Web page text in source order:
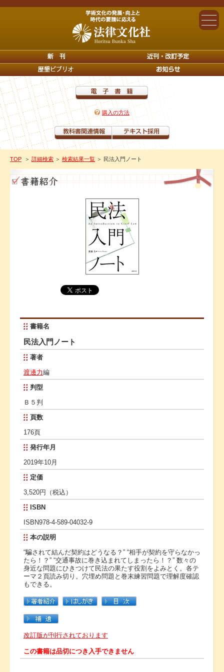
購入の方法
TOP ＞ 詳細検索 ＞ 検索結果一覧 ＞ 民法入門ノート
書籍名
民法入門ノート
著者
渡邊力編
判型
Ｂ５判
頁数
176頁
発行年月
2019年10月
定価
3,520円（税込）
ISBN
ISBN978-4-589-04032-9
本の説明
“騙されて結んだ契約はどうなる？” “相手が契約を守らなかっ
たら！？” “交通事故に巻き込まれてしまったら！？” 数々の
身近な問題にひきつけて民法の果たす役割をよみとく。各テ
ーマ２頁読み切り。穴埋め問題と巻末練習問題で理解度確認
もできる。
改訂版が刊行されております
この書籍は品切につき入手できません